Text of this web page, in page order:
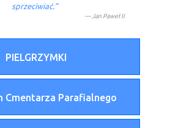
sprzeciwiać.”
Jan Paweł II
PIELGRZYMKI
Cmentarza Parafialnego